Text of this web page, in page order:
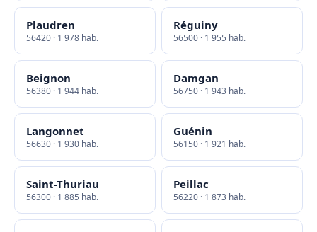
Plaudren
56420 · 1 978 hab.
Réguiny
56500 · 1 955 hab.
Beignon
56380 · 1 944 hab.
Damgan
56750 · 1 943 hab.
Langonnet
56630 · 1 930 hab.
Guénin
56150 · 1 921 hab.
Saint-Thuriau
56300 · 1 885 hab.
Peillac
56220 · 1 873 hab.